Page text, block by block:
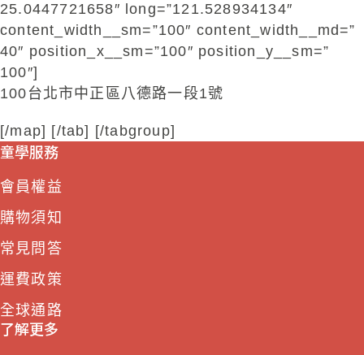
25.0447721658″ long=”121.528934134″
content_width__sm=”100″ content_width__md=”
40″ position_x__sm=”100″ position_y__sm=”
100″]
100台北市中正區八德路一段1號
[/map] [/tab] [/tabgroup]
童學服務
會員權益
購物須知
常見問答
運費政策
全球通路
了解更多